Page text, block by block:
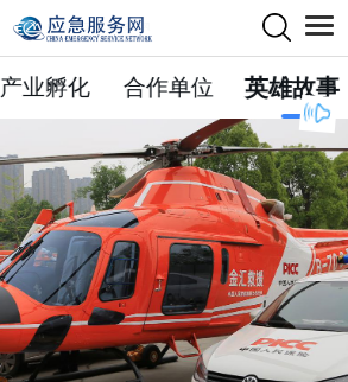
产业孵化 合作单位 英雄故事